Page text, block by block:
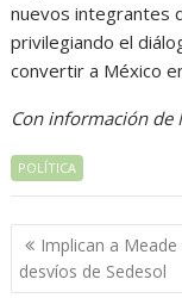
nuevos integrantes
privilegiando el
convertir a México
Con información de
POLÍTICA
Navegación
de
Implican a Meade
desvíos de Sedesol